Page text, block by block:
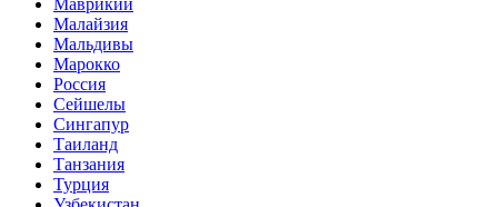
Малайзия
Мальдивы
Марокко
Россия
Сейшелы
Сингапур
Таиланд
Танзания
Турция